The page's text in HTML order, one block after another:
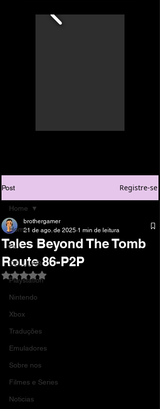
Post Registre-se
Home
Pc
CELULAR
Playstation
Nintendo
Xbox
Traduções
Emuladores
Sobre nos
Filmes e Series
Noticias
Home
Tales Beyond The Tomb
Route 86-P2P
brothergamer
21 de ago. de 2025 1 min de leitura
Avaliado com NaN de 5 estrelas.